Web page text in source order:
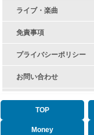
ライブ・楽曲
免責事項
プライバシーポリシー
お問い合わせ
TOP
Money